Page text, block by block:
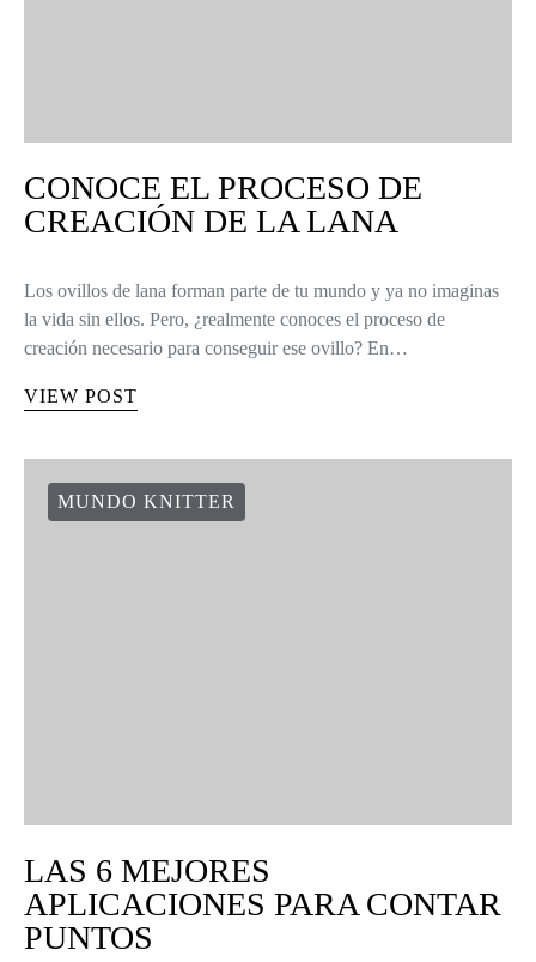
CONOCE EL PROCESO DE
CREACIÓN DE LA LANA
Los ovillos de lana forman parte de tu mundo y ya no imaginas
la vida sin ellos. Pero, ¿realmente conoces el proceso de
creación necesario para conseguir ese ovillo? En…
VIEW POST
MUNDO KNITTER
LAS 6 MEJORES
APLICACIONES PARA CONTAR
PUNTOS